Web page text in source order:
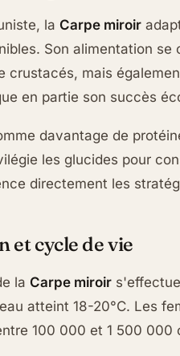
la Carpe miroir
Son alimentation se
crustacés, mais
en partie son succès
davantage de
les glucides pour
directement les
et cycle de vie
la Carpe miroir
atteint 18-20°C. Les
100 000 et 1 500